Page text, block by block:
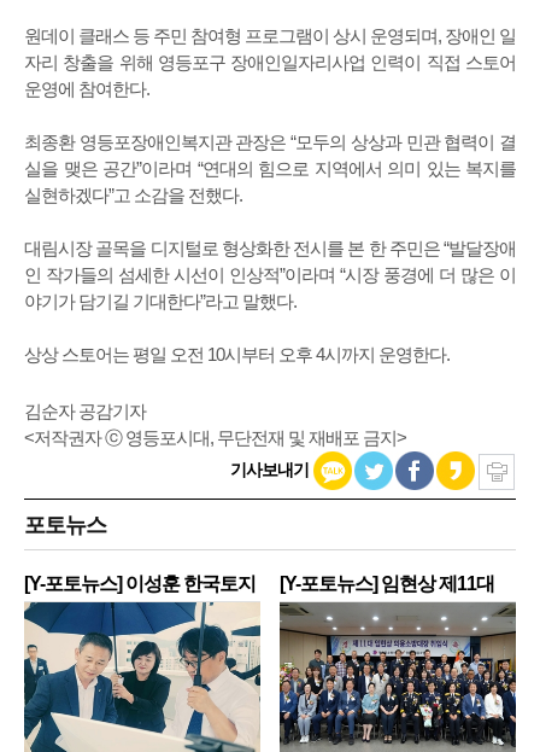
원데이 클래스 등 주민 참여형 프로그램이 상시 운영되며, 장애인 일
자리 창출을 위해 영등포구 장애인일자리사업 인력이 직접 스토어
운영에 참여한다.
최종환 영등포장애인복지관 관장은 “모두의 상상과 민관 협력이 결
실을 맺은 공간”이라며 “연대의 힘으로 지역에서 의미 있는 복지를
실현하겠다”고 소감을 전했다.
대림시장 골목을 디지털로 형상화한 전시를 본 한 주민은 “발달장애
인 작가들의 섬세한 시선이 인상적”이라며 “시장 풍경에 더 많은 이
야기가 담기길 기대한다”라고 말했다.
상상 스토어는 평일 오전 10시부터 오후 4시까지 운영한다.
김순자 공감기자
<저작권자 ⓒ 영등포시대, 무단전재 및 재배포 금지>
기사보내기
포토뉴스
[Y-포토뉴스] 이성훈 한국토지
주
[Y-포토뉴스] 임현상 제11대
영